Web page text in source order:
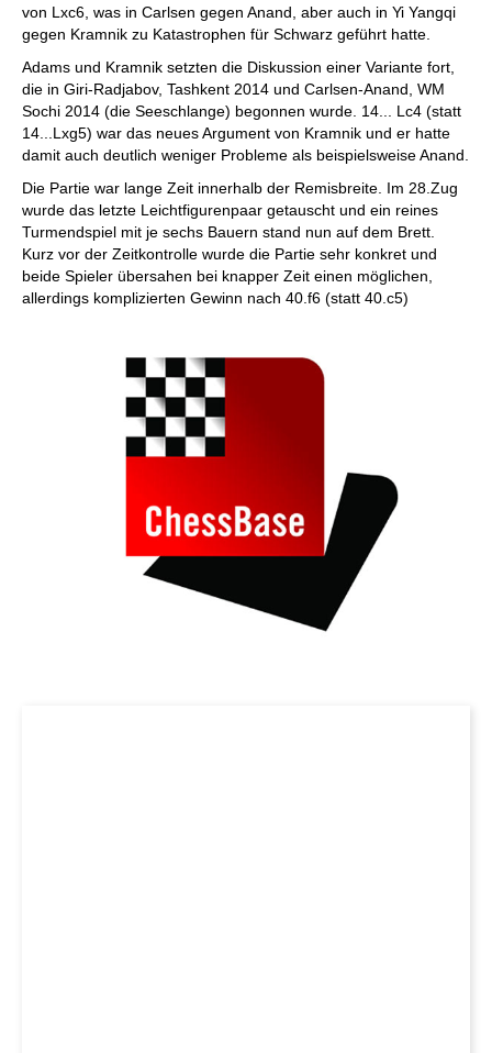
von Lxc6, was in Carlsen gegen Anand, aber auch in Yi Yangqi
gegen Kramnik zu Katastrophen für Schwarz geführt hatte.
Adams und Kramnik setzten die Diskussion einer Variante fort,
die in Giri-Radjabov, Tashkent 2014 und Carlsen-Anand, WM
Sochi 2014 (die Seeschlange) begonnen wurde. 14... Lc4 (statt
14...Lxg5) war das neues Argument von Kramnik und er hatte
damit auch deutlich weniger Probleme als beispielsweise Anand.
Die Partie war lange Zeit innerhalb der Remisbreite. Im 28.Zug
wurde das letzte Leichtfigurenpaar getauscht und ein reines
Turmendspiel mit je sechs Bauern stand nun auf dem Brett.
Kurz vor der Zeitkontrolle wurde die Partie sehr konkret und
beide Spieler übersahen bei knapper Zeit einen möglichen,
allerdings komplizierten Gewinn nach 40.f6 (statt 40.c5)